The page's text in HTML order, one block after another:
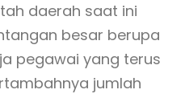
daerah saat ini
besar berupa
pegawai yang terus
jumlah